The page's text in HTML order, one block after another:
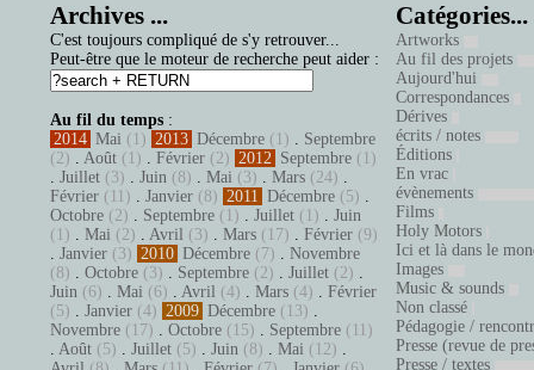
Archives ...
C'est toujours compliqué de s'y retrouver...
Peut-être que le moteur de recherche peut aider :
Au fil du temps :
2014 Mai (1) 2013 Décembre (1) . Septembre
(2) . Août (1) . Février (2) 2012 Septembre (1)
. Juillet (3) . Juin (8) . Mai (3) . Mars (24) .
Février (11) . Janvier (8) 2011 Décembre (5) .
Octobre (2) . Septembre (1) . Juillet (1) . Juin
(1) . Mai (2) . Avril (3) . Mars (17) . Février (9)
. Janvier (3) 2010 Décembre (7) . Novembre
(8) . Octobre (3) . Septembre (2) . Juillet (2) .
Juin (6) . Mai (6) . Avril (4) . Mars (4) . Février
(5) . Janvier (4) 2009 Décembre (13) .
Novembre (17) . Octobre (15) . Septembre (11)
. Août (5) . Juillet (5) . Juin (8) . Mai (12) .
Catégories...
Artworks
Au fil des projets
Aujourd'hui
Correspondances
Dérives
écrits / notes
Éditions
En vrac
évènements
Films
Holy Motors
Ici et là dans le
Images
Music & sounds
Non classé
Pédagogie /
Presse (revue de
Presse / textes